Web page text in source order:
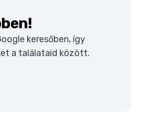
keresőben, így
a találataid között.